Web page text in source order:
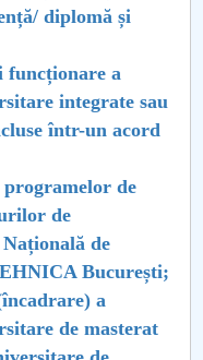
dizabilități
diplomă și
funcționare a
integrate sau
într-un acord
programelor de
de
de
București;
a
de masterat